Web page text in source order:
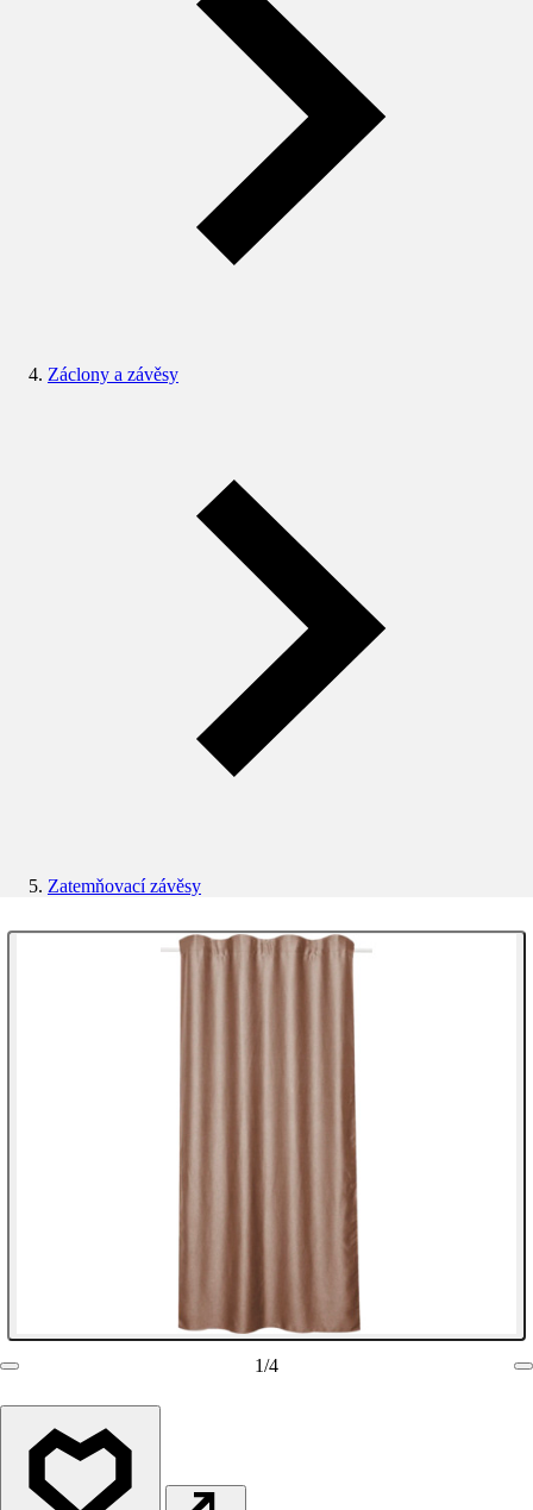
Záclony a závěsy
Zatemňovací závěsy
1/4